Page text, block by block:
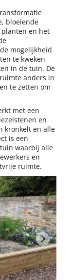
bloeiende
en het
de mogelijkheid
te kweken
in de tuin. De
anders in
te zetten om
met een
en
kronkelt en alle
is een
waarbij alle
en
ruimte.